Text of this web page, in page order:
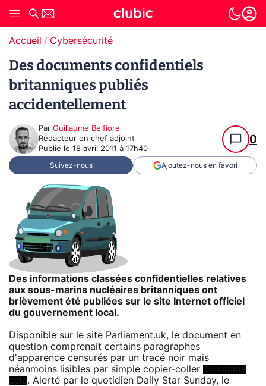
Accueil Cybersécurité
Des documents confidentiels
britanniques publiés
accidentellement
Par Guillaume Belfiore
Rédacteur en chef adjoint
Publié le 18 avril 2011 à 17h40
0
Suivez-nous Ajoutez-nous en favori
Des informations classées confidentielles relatives
aux sous-marins nucléaires britanniques ont
brièvement été publiées sur le site Internet officiel
du gouvernement local.
Disponible sur le site Parliament.uk, le document en
question comprenait certains paragraphes
d'apparence censurés par un tracé noir mais
néanmoins lisibles par simple copier-coller
... comme
cela. Alerté par le quotidien Daily Star Sunday, le